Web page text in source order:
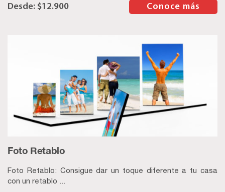
$12.900 Conoce más
Foto Retablo
Foto Retablo: Consigue dar un toque diferente a tu casa
con un retablo ...